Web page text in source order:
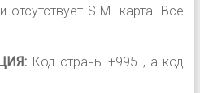
отсутствует SIM- карта. Все
Код страны +995 , а код